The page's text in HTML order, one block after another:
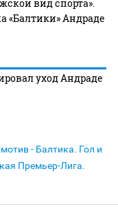
вид спорта».
«Балтики» Андраде
уход Андраде
- Балтика. Гол и
Премьер-Лига.